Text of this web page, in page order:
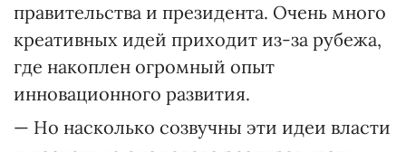
правительства и президента. Очень много
креативных идей приходит из-за рубежа,
где накоплен огромный опыт
инновационного развития.
— Но насколько созвучны эти идеи власти